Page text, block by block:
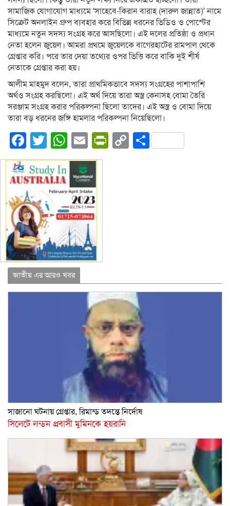
সামাজিক যোগাযোগ মাধ্যমে ‘সাহেবে-কিরান বারাহ (দারুল জান্নাত)’ নামে
সিক্রেট অনলাইন গ্রুপ ব্যবহার করে বিভিন্ন ধরনের ভিডিও ও পোস্টের
মাধ্যমে নতুন সদস্য সংগ্রহ করে আসছিলো। এই দলের প্রতিষ্ঠা ও প্রধান
নেতা হলেন জুয়েল। আমরা প্রথমে জুয়েলকে বাগেরহাটের রামপাল থেকে
গ্রেপ্তার করি। পরে তার দেয়া তথ্যের ওপর ভিত্তি করে বাকি দুই শীর্ষ
নেতাকে গ্রেপ্তার করা হয়।
আলীম মাহমুদ বলেন, তারা প্রাথমিকভাবে সদস্য সংগ্রহের পাশাপাশি
অর্থও সংগ্রহ করছিলো। এই অর্থ দিয়ে তারা অস্ত্র কেনাসহ বোমা তৈরি
সরঞ্জাম সংগ্রহ করার পরিকল্পনা ছিলো তাদের। এই অস্ত্র ও বোমা দিয়ে
তারা বড় ধরনের জঙ্গি হামলার পরিকল্পনা নিয়েছিলো।
Facebook
Twitter
WhatsApp
EmailPrintFriendly
CopyShare
জাতীয় এর আরও খবর
সাজানো ঘটনায় গ্রেপ্তার, রিমান্ড তদন্তে নির্দোষ
সিলেটে লন্ডন প্রবাসী মুমিনকে হয়রানি